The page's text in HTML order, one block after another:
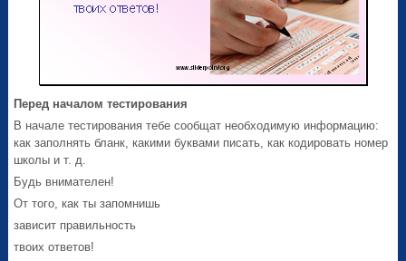
Перед началом тестирования
В начале тестирования тебе сообщат необходимую информацию:
как заполнять бланк, какими буквами писать, как кодировать номер
школы и т. д.
Будь внимателен!
От того, как ты запомнишь
зависит правильность
твоих ответов!